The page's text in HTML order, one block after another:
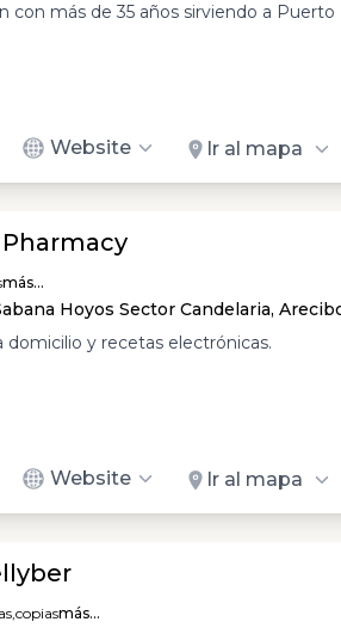
con más de 35 años sirviendo a Puerto
Website Ir al mapa
más...
Hoyos Sector Candelaria,
domicilio y recetas electrónicas.
Website Ir al mapa
copiasmás...